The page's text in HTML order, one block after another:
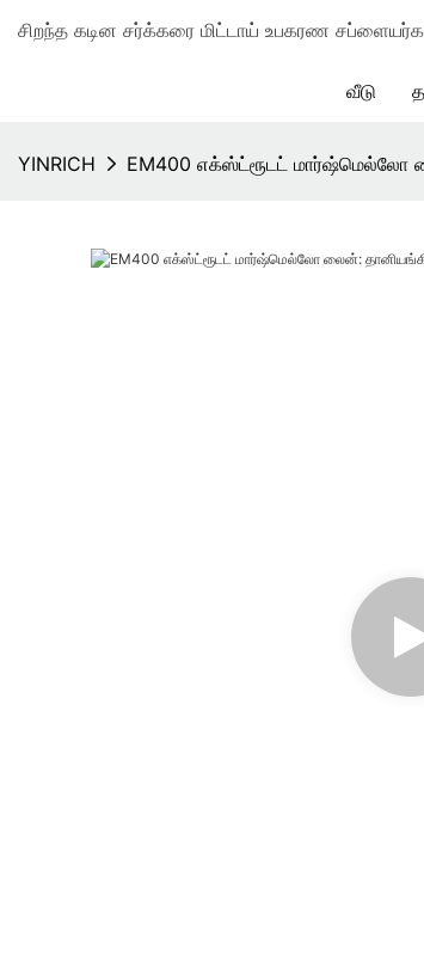
சிறந்த கடின சர்க்கரை மிட்டாய் உபகரண
வீடு
YINRICH EM400 எக்ஸ்ட்ரூடட் மார்ஷ்மெல்லோ